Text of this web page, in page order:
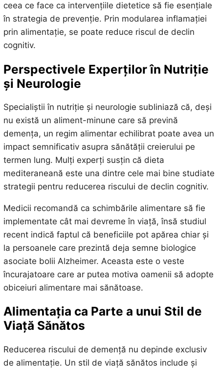
ceea ce face ca intervențiile dietetice să fie esențiale
în strategia de prevenție. Prin modularea inflamației
prin alimentație, se poate reduce riscul de declin
cognitiv.
Perspectivele Experților în Nutriție
și Neurologie
Specialiștii în nutriție și neurologie subliniază că, deși
nu există un aliment-minune care să prevină
demența, un regim alimentar echilibrat poate avea un
impact semnificativ asupra sănătății creierului pe
termen lung. Mulți experți susțin că dieta
mediteraneană este una dintre cele mai bine studiate
strategii pentru reducerea riscului de declin cognitiv.
Medicii recomandă ca schimbările alimentare să fie
implementate cât mai devreme în viață, însă studiul
recent indică faptul că beneficiile pot apărea chiar și
la persoanele care prezintă deja semne biologice
asociate bolii Alzheimer. Aceasta este o veste
încurajatoare care ar putea motiva oamenii să adopte
obiceiuri alimentare mai sănătoase.
Alimentația ca Parte a unui Stil de
Viață Sănătos
Reducerea riscului de demență nu depinde exclusiv
de alimentație. Un stil de viață sănătos include și